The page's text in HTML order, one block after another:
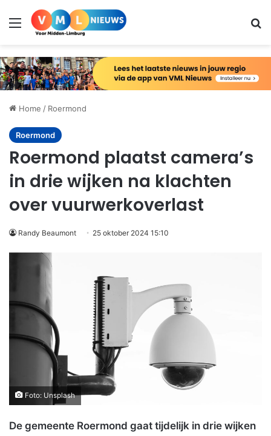
Menu
Home / Roermond
Roermond
Roermond plaatst camera’s
in drie wijken na klachten
over vuurwerkoverlast
Randy Beaumont 25 oktober 2024 15:10
Foto: Unsplash
De gemeente Roermond gaat tijdelijk in drie wijken